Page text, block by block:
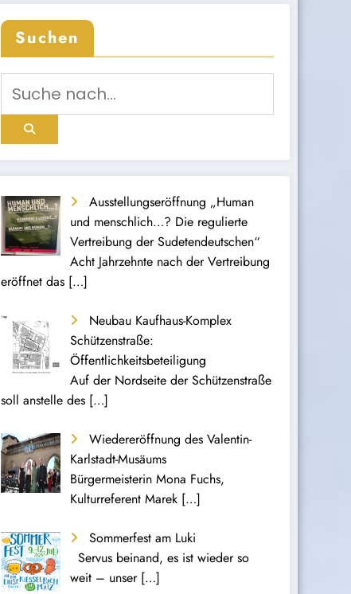
Suchen
Ausstellungseröffnung „Human
und menschlich…? Die regulierte
Vertreibung der Sudetendeutschen“
Acht Jahrzehnte nach der Vertreibung
eröffnet das […]
Neubau Kaufhaus-Komplex
Schützenstraße:
Öffentlichkeitsbeteiligung
Auf der Nordseite der Schützenstraße
soll anstelle des […]
Wiedereröffnung des Valentin-
Karlstadt-Musäums
Bürgermeisterin Mona Fuchs,
Kulturreferent Marek […]
Sommerfest am Luki
Servus beinand, es ist wieder so
weit – unser […]